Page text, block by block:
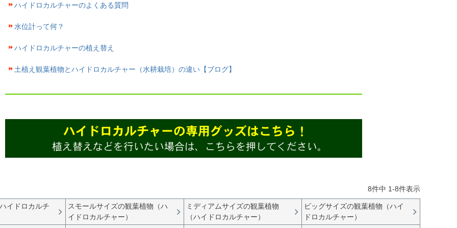
ハイドロカルチャーのよくある質問
水位計って何？
ハイドロカルチャーの植え替え
土植え観葉植物とハイドロカルチャー（水耕栽培）の違い【ブログ】
8件中 1-8件表示
イドロカルチ
スモールサイズの観葉植物（ハ
イドロカルチャー）
ミディアムサイズの観葉植物
（ハイドロカルチャー）
ビッグサイズの観葉植物（ハイ
ドロカルチャー）